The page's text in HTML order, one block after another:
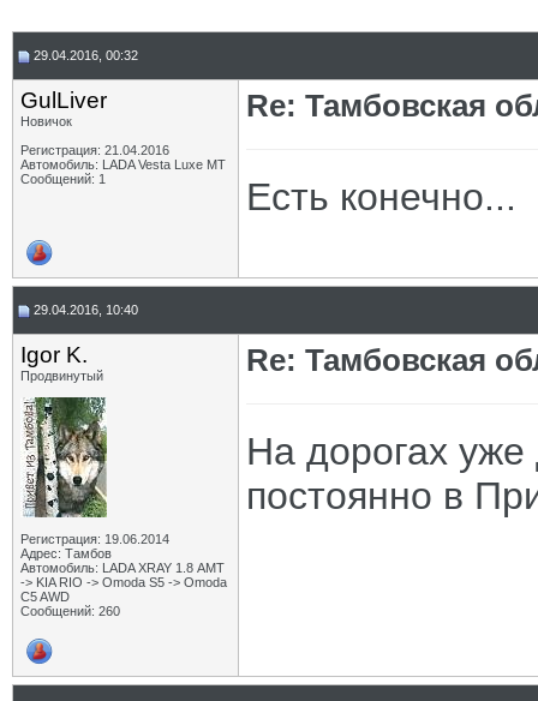
29.04.2016, 00:32
GulLiver
Новичок
Регистрация: 21.04.2016
Автомобиль: LADA Vesta Luxe MT
Сообщений: 1
Re: Тамбовская
Есть конечно...
29.04.2016, 10:40
Igor K.
Продвинутый
Регистрация: 19.06.2014
Адрес: Тамбов
Автомобиль: LADA XRAY 1.8 АМТ
-> KIA RIO -> Omoda S5 -> Omoda
C5 AWD
Сообщений: 260
Re: Тамбовская
На дорогах
постоянно в